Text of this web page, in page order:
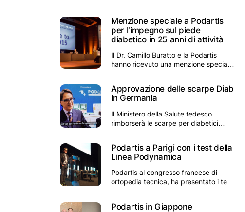
Menzione speciale a Podartis
per l’impegno sul piede
diabetico in 25 anni di attività
Il Dr. Camillo Buratto e la Podartis
hanno ricevuto una menzione speciale
Approvazione delle scarpe Diab
in Germania
Il Ministero della Salute tedesco
rimborserà le scarpe per diabetici
Podartis a Parigi con i test della
Linea Podynamica
Podartis al congresso francese di
ortopedia tecnica, ha presentato i test
Podartis in Giappone